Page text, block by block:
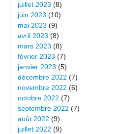
juillet 2023 (8)
juin 2023 (10)
mai 2023 (9)
avril 2023 (8)
mars 2023 (8)
février 2023 (7)
janvier 2023 (5)
décembre 2022 (7)
novembre 2022 (6)
octobre 2022 (7)
septembre 2022 (7)
août 2022 (9)
juillet 2022 (9)